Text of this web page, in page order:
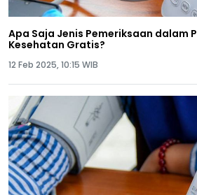
Apa Saja Jenis Pemeriksaan dalam
Kesehatan Gratis?
12 Feb 2025, 10:15 WIB